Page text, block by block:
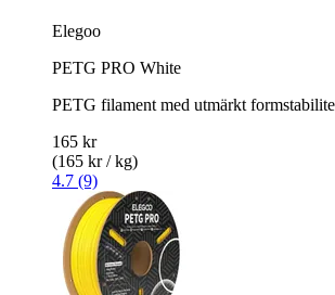
Elegoo
PETG PRO White
PETG filament med utmärkt
165 kr
(165 kr / kg)
4.7 (9)